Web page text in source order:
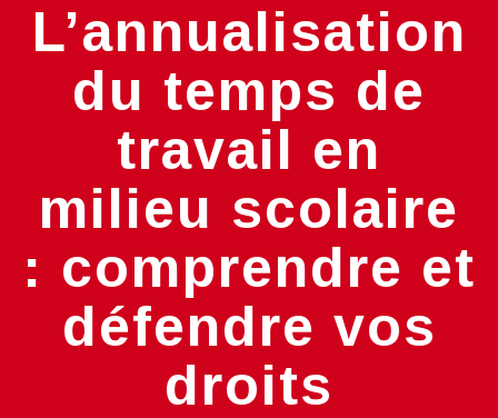
L’annualisation
du temps de
travail en
milieu scolaire
: comprendre et
défendre vos
droits